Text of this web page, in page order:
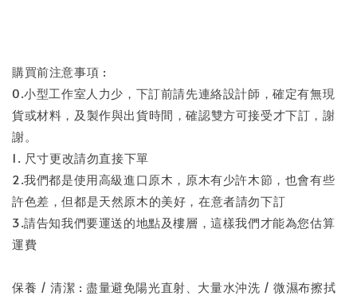
購買前注意事項 :
0.小型工作室人力少，下訂前請先連絡設計師，確定有無現
貨或材料，及製作與出貨時間，確認雙方可接受才下訂，謝
謝。
1. 尺寸更改請勿直接下單
2.我們都是使用高級進口原木，原木有少許木節，也會有些
許色差，但都是天然原木的美好，在意者請勿下訂
3.請告知我們要運送的地點及樓層，這樣我們才能為您估算
運費
保養 / 清潔 : 盡量避免陽光直射、大量水沖洗 / 微濕布擦拭